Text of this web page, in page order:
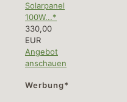
Solarpanel
100W...*
330,00
EUR
Angebot
anschauen
Werbung*